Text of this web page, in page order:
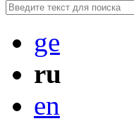
ge
ru
en